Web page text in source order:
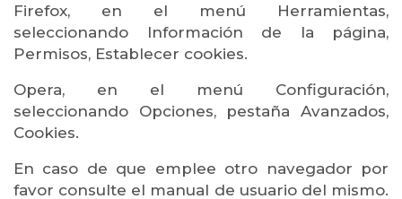
Firefox, en el menú Herramientas,
seleccionando Información de la página,
Permisos, Establecer cookies.
Opera, en el menú Configuración,
seleccionando Opciones, pestaña Avanzados,
Cookies.
En caso de que emplee otro navegador por
favor consulte el manual de usuario del mismo.